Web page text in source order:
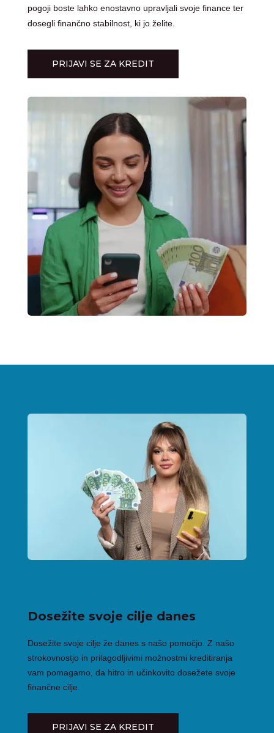
pogoji boste lahko enostavno upravljali svoje finance ter
dosegli finančno stabilnost, ki jo želite.
PRIJAVI SE ZA KREDIT
Dosežite svoje cilje danes
Dosežite svoje cilje že danes s našo pomočjo. Z našo
strokovnostjo in prilagodljivimi možnostmi kreditiranja
vam pomagamo, da hitro in učinkovito dosežete svoje
finančne cilje.
PRIJAVI SE ZA KREDIT